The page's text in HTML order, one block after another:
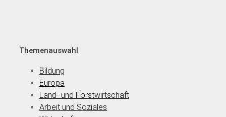
Themenauswahl
Bildung
Europa
Land- und Forstwirtschaft
Arbeit und Soziales